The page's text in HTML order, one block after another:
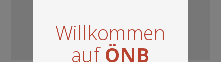
Willkommen
aufÖNB